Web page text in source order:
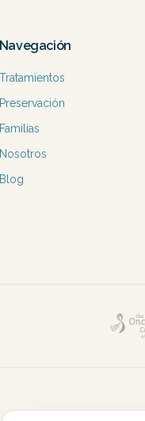
Navegación
Tratamientos
Preservación
Familias
Nosotros
Blog